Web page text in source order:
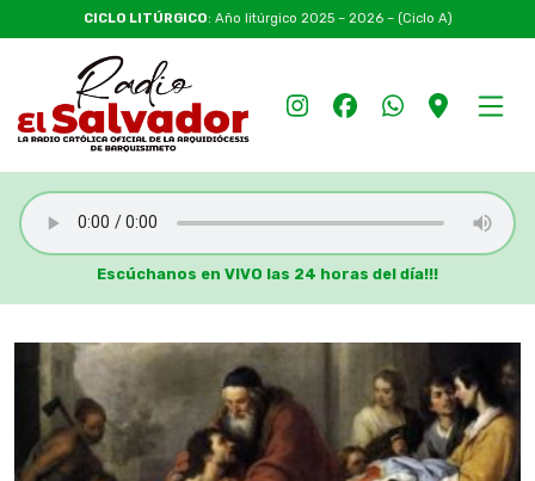
CICLO LITÚRGICO: Año litúrgico 2025 – 2026 – (Ciclo A)
Escúchanos en VIVO las 24 horas del día!!!